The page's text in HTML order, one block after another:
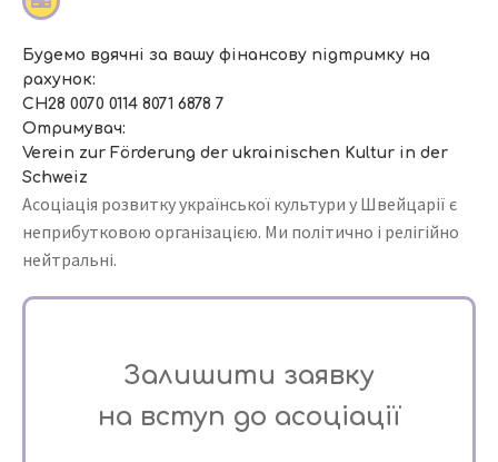
Будемо вдячні за вашу фінансову підтримку на
рахунок:
CH28 0070 0114 8071 6878 7
Отримувач:
Verein zur Förderung der ukrainischen Kultur in der
Schweiz
Асоціація розвитку української культури у Швейцарії є
неприбутковою організацією. Ми політично і релігійно
нейтральні.
Залишити заявку
на вступ до асоціації